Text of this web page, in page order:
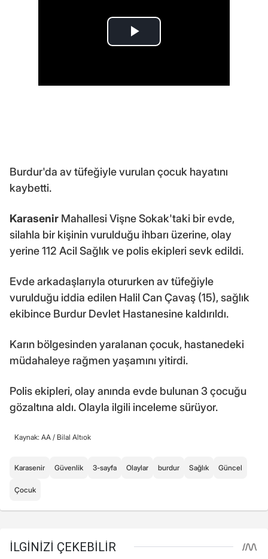
Burdur'da av tüfeğiyle vurulan çocuk hayatını
kaybetti.
Karasenir Mahallesi Vişne Sokak'taki bir evde,
silahla bir kişinin vurulduğu ihbarı üzerine, olay
yerine 112 Acil Sağlık ve polis ekipleri sevk edildi.
Evde arkadaşlarıyla otururken av tüfeğiyle
vurulduğu iddia edilen Halil Can Çavaş (15), sağlık
ekibince Burdur Devlet Hastanesine kaldırıldı.
Karın bölgesinden yaralanan çocuk, hastanedeki
müdahaleye rağmen yaşamını yitirdi.
Polis ekipleri, olay anında evde bulunan 3 çocuğu
gözaltına aldı. Olayla ilgili inceleme sürüyor.
Kaynak: AA / Bilal Altıok
Karasenir Güvenlik 3-sayfa Olaylar burdur Sağlık Güncel
Çocuk